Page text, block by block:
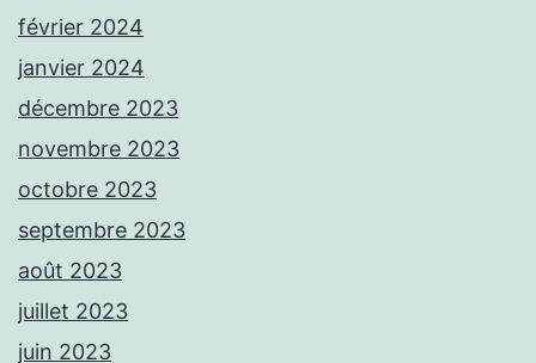
février 2024
janvier 2024
décembre 2023
novembre 2023
octobre 2023
septembre 2023
août 2023
juillet 2023
juin 2023